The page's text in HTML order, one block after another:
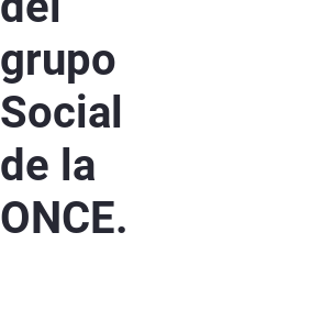
grupo
Social
de la
ONCE.